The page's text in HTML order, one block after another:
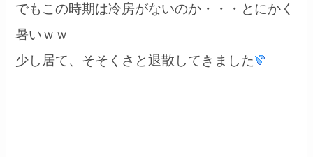
でもこの時期は冷房がないのか・・・とにかく
暑いｗｗ
少し居て、そそくさと退散してきました